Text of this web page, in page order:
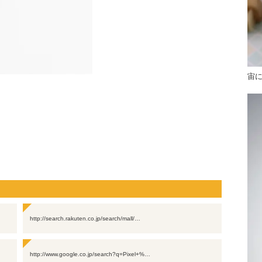
http://search.rakuten.co.jp/search/mall/…
http://www.google.co.jp/search?q=Pixel+%…
宙